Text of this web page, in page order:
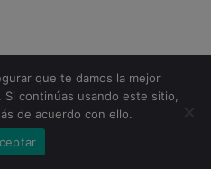
que te damos la mejor
continúas usando este sitio,
de acuerdo con ello.